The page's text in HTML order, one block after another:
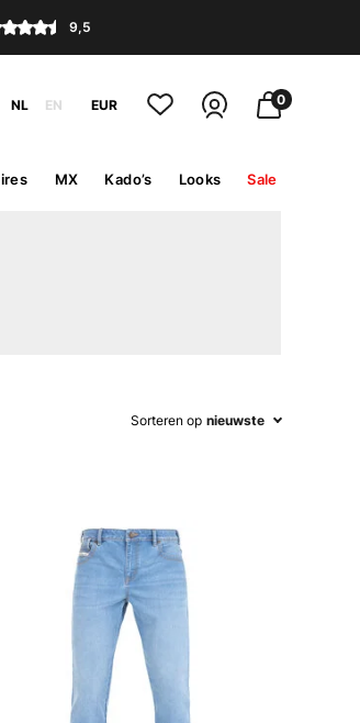
9,5
NL EN EUR 0
MX Kado’s Looks Sale
Sorteren op nieuwste